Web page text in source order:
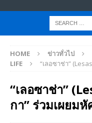
HOME ข่าวทั่วไป
LIFE
“เลอซาช่า”
“เลอซาช่า”
กา” ร่วมเผยมหั